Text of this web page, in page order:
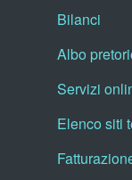
Bilanci
Albo
Servizi
Elenco siti